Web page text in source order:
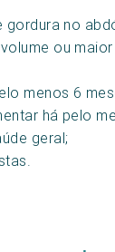
gordura no
ou
menos 6
há pelo
geral;